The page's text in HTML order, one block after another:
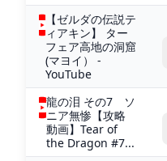
【ゼルダの伝説テ
ィアキン】 ター
フェア高地の洞窟
(マヨイ） -
YouTube
龍の泪 その7 ソ
ニア無惨【攻略
動画】Tear of
the Dragon #7...